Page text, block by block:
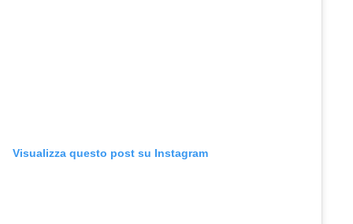
Visualizza questo post su Instagram